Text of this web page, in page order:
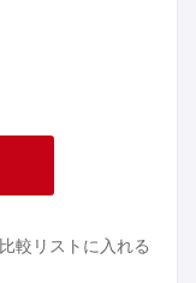
比較リストに入れる